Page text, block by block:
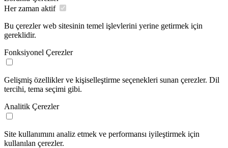
Her zaman aktif
Bu çerezler web sitesinin temel işlevlerini yerine getirmek için
gereklidir.
Fonksiyonel Çerezler
Gelişmiş özellikler ve kişiselleştirme seçenekleri sunan çerezler. Dil
tercihi, tema seçimi gibi.
Analitik Çerezler
Site kullanımını analiz etmek ve performansı iyileştirmek için
kullanılan çerezler.